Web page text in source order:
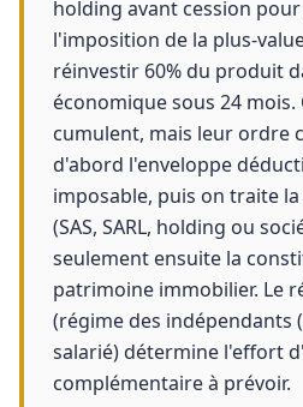
holding avant cession
l'imposition de la plus-
réinvestir 60% du produit
économique sous 24 mois.
cumulent, mais leur ordre
d'abord l'enveloppe
imposable, puis on traite
(SAS, SARL, holding ou
seulement ensuite la
patrimoine immobilier. Le
(régime des indépendants
salarié) détermine l'effort
complémentaire à prévoir.